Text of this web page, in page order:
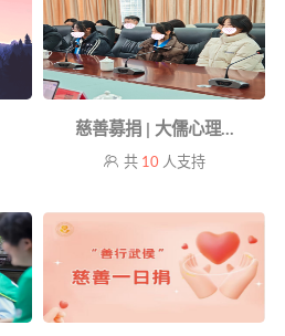
慈善募捐 | 大儒心理...
共 10 人支持